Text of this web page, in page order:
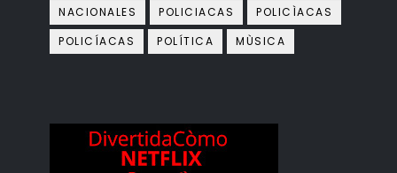
NACIONALES
POLICIACAS
POLICÌACAS
POLICÍACAS
POLÍTICA MÙSICA